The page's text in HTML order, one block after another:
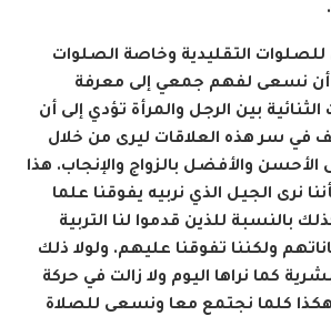
التقليدية وخاصة الصلوات
أن نسعى لفهم جمعي إلى معرفة
بين الرجل والمرأة تؤدي إلى أن
في سر هذه العلاقات ليرى من خلال
الأحسن والأفضل بالزواج والإنجاب. هذا
نرى الجيل الذي نربيه يفوقنا علما
بالنسبة للذين قدموا لنا التربية
ولكننا تفوقنا عليهم. ولولا ذلك
كما نراها اليوم ولا زالت في حركة
كلما نجتمع معا ونسعى للصلاة